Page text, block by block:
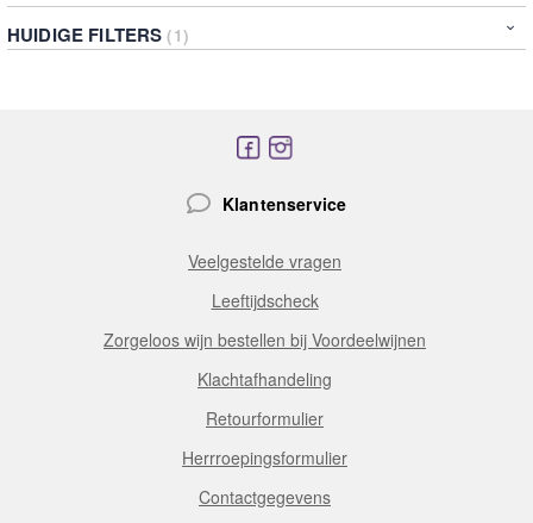
HUIDIGE FILTERS
Klantenservice
Veelgestelde vragen
Leeftijdscheck
Zorgeloos wijn bestellen bij Voordeelwijnen
Klachtafhandeling
Retourformulier
Herrroepingsformulier
Contactgegevens